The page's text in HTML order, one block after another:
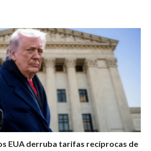
EUA derruba tarifas recíprocas de